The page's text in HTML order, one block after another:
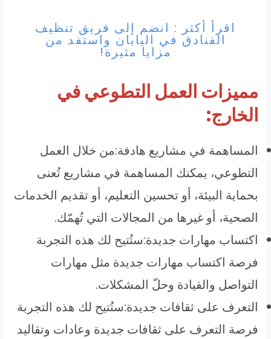
اقرأ أكثر : انضم إلى فريق تنظيف
الفنادق في اليابان واستفد من
مزايا مثيرة!
مميزات العمل التطوعي في
الخارج:
المساهمة في مشاريع هادفة:من خلال العمل
التطوعي، يمكنك المساهمة في مشاريع تُعنى
بحماية البيئة، أو تحسين التعليم، أو تقديم الخدمات
الصحية، أو غيرها من المجالات التي تُهمّك.
اكتساب مهارات جديدة:ستُتيح لك هذه التجربة
فرصة اكتساب مهارات جديدة مثل مهارات
التواصل والقيادة وحلّ المشكلات.
التعرف على ثقافات جديدة:ستُتيح لك هذه التجربة
فرصة التعرف على ثقافات جديدة وعادات وتقاليد